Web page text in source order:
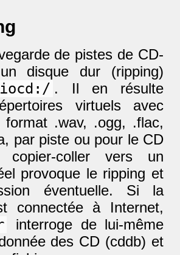
de pistes de CD-
disque dur (ripping)
. Il en résulte
virtuels avec
format .wav, .ogg, .flac,
par piste ou pour le CD
copier-coller vers un
provoque le ripping et
éventuelle. Si la
connectée à Internet,
interroge de lui-même
des CD (cddb) et